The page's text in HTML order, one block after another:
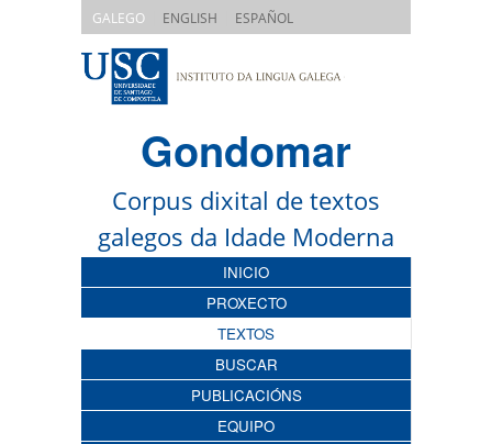
GALEGO ENGLISH ESPAÑOL
Gondomar
Corpus dixital de textos
galegos da Idade Moderna
INICIO
PROXECTO
TEXTOS
BUSCAR
PUBLICACIÓNS
EQUIPO